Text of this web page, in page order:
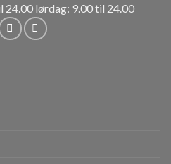
24.00 lørdag: 9.00 til 24.00